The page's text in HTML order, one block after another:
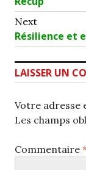
de
l’article
post:
Next
Next
post:
Résilience et
LAISSER UN
Votre adresse
Les champs
Commentaire